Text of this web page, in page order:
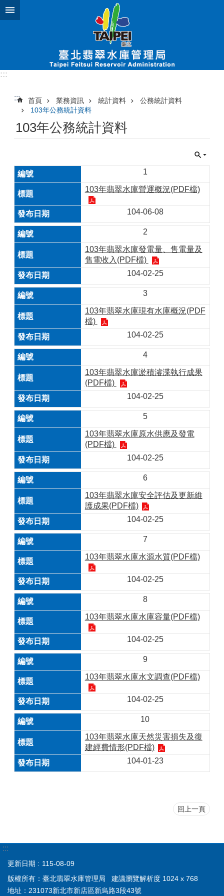
跳到主要內容區塊
:::
::: 首頁 業務資訊 統計資料
公務統計資料
103年公務統計資料
103年公務統計資料
1
103年翡翠水庫營運概況(PDF檔)
104-06-08
2
103年翡翠水庫發電量、售電量及
售電收入(PDF檔)
104-02-25
3
103年翡翠水庫現有水庫概況(PDF
檔)
104-02-25
4
103年翡翠水庫淤積濬渫執行成果
(PDF檔)
104-02-25
5
103年翡翠水庫原水供應及發電
(PDF檔)
104-02-25
6
103年翡翠水庫安全評估及更新維
護成果(PDF檔)
104-02-25
7
103年翡翠水庫水源水質(PDF檔)
104-02-25
8
103年翡翠水庫水庫容量(PDF檔)
104-02-25
9
103年翡翠水庫水文調查(PDF檔)
104-02-25
10
103年翡翠水庫天然災害損失及復
建經費情形(PDF檔)
104-01-23
回上一頁
:::
更新日期
115-08-09
版權所有：臺北翡翠水庫管理局 建議瀏覽解析度 1024 x 768
地址：231073新北市新店區新烏路3段43號